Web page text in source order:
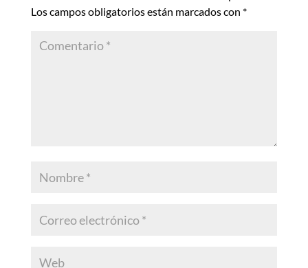
Los campos obligatorios están marcados con *